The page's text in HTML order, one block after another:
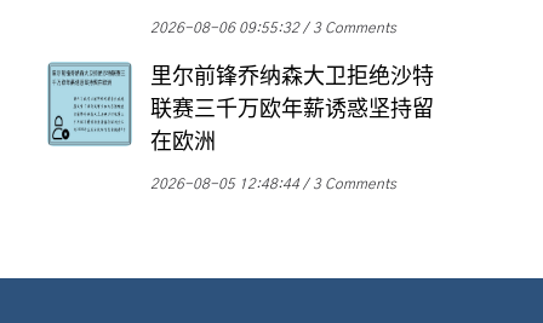
2026-08-06 09:55:32 3 Comments
里尔前锋乔纳森大卫拒绝沙特
联赛三千万欧年薪诱惑坚持留
在欧洲
2026-08-05 12:48:44 3 Comments